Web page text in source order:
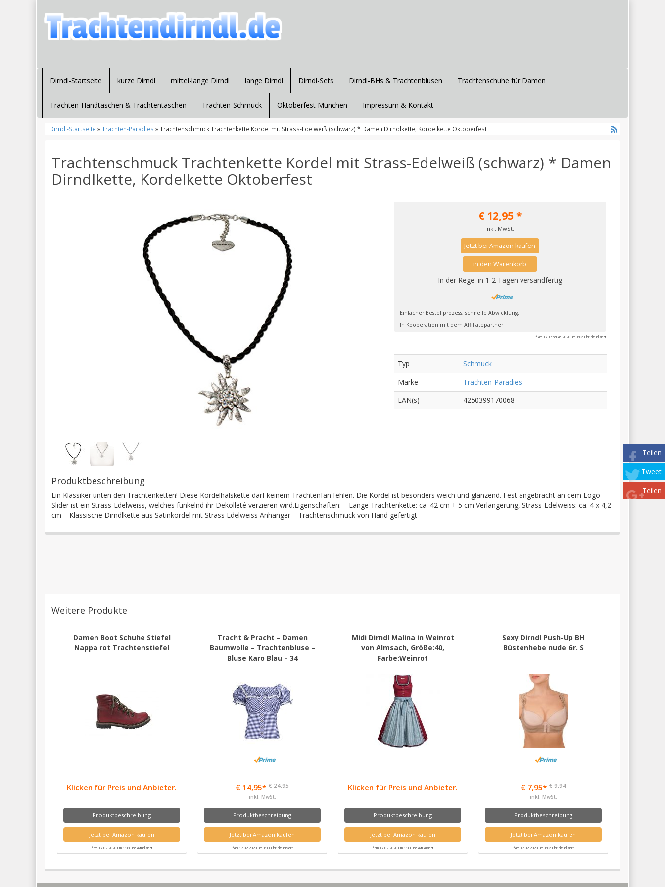
Dirndl-Startseite kurze Dirndl mittel-lange Dirndl lange Dirndl Dirndl-Sets Dirndl-BHs & Trachtenblusen Trachtenschuhe für Damen
Trachten-Handtaschen & Trachtentaschen Trachten-Schmuck Oktoberfest München Impressum & Kontakt
Dirndl-Startseite »Trachten-Paradies » Trachtenschmuck Trachtenkette Kordel mit Strass-Edelweiß (schwarz) * Damen Dirndlkette, Kordelkette Oktoberfest
Teilen
Tweet
Teilen
Trachtenschmuck Trachtenkette Kordel mit Strass-Edelweiß (schwarz) * Damen
Dirndlkette, Kordelkette Oktoberfest
€12,95*
inkl. MwSt.
Jetzt bei Amazon kaufen
in den Warenkorb
In der Regel in 1-2 Tagen versandfertig
Einfacher Bestellprozess, schnelle Abwicklung.
In Kooperation mit dem Affiliatepartner
* am 17. Februar 2020 um 1:06 Uhr aktualisiert
Typ
Schmuck
Marke
Trachten-Paradies
EAN(s)
4250399170068
Produktbeschreibung
Ein Klassiker unten den Trachtenketten! Diese Kordelhalskette darf keinem Trachtenfan fehlen. Die Kordel ist besonders weich und glänzend. Fest angebracht an dem Logo-
Slider ist ein Strass-Edelweiss, welches funkelnd ihr Dekolleté verzieren wird.Eigenschaften: – Länge Trachtenkette: ca. 42 cm + 5 cm Verlängerung, Strass-Edelweiss: ca. 4 x 4,2
cm – Klassische Dirndlkette aus Satinkordel mit Strass Edelweiss Anhänger – Trachtenschmuck von Hand gefertigt
Weitere Produkte
Damen Boot Schuhe Stiefel
Nappa rot Trachtenstiefel
Klicken für Preis und Anbieter.
Produktbeschreibung
Jetzt bei Amazon kaufen
*am 17.02.2020 um 1:08 Uhr aktualisiert
Tracht & Pracht – Damen
Baumwolle – Trachtenbluse –
Bluse Karo Blau – 34
€ 14,95* € 24,95
inkl. MwSt.
Produktbeschreibung
Jetzt bei Amazon kaufen
*am 17.02.2020 um 1:11 Uhr aktualisiert
Midi Dirndl Malina in Weinrot
von Almsach, Größe:40,
Farbe:Weinrot
Klicken für Preis und Anbieter.
Produktbeschreibung
Jetzt bei Amazon kaufen
*am 17.02.2020 um 1:03 Uhr aktualisiert
Sexy Dirndl Push-Up BH
Büstenhebe nude Gr. S
€ 7,95* € 9,94
inkl. MwSt.
Produktbeschreibung
Jetzt bei Amazon kaufen
*am 17.02.2020 um 1:06 Uhr aktualisiert